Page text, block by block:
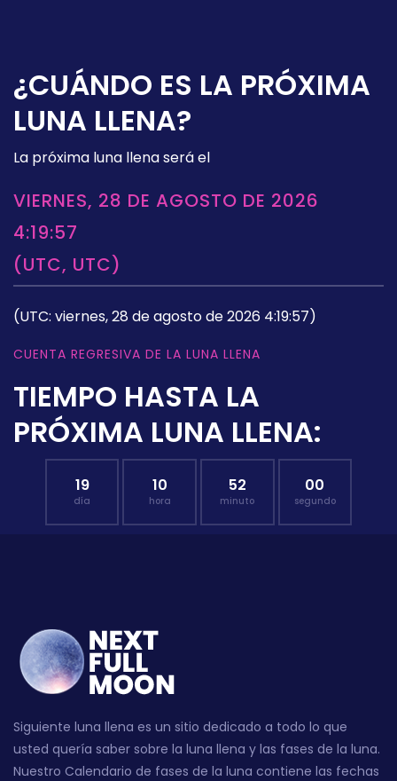
¿CUÁNDO ES LA PRÓXIMA
LUNA LLENA?
La próxima luna llena será el
VIERNES, 28 DE AGOSTO DE 2026
4:19:57
(UTC, UTC)
(UTC: viernes, 28 de agosto de 2026 4:19:57)
CUENTA REGRESIVA DE LA LUNA LLENA
TIEMPO HASTA LA
PRÓXIMA LUNA LLENA:
19
día
10
hora
51
minuto
59
segundo
Siguiente luna llena es un sitio dedicado a todo lo que
usted quería saber sobre la luna llena y las fases de la luna.
Nuestro Calendario de fases de la luna contiene las fechas